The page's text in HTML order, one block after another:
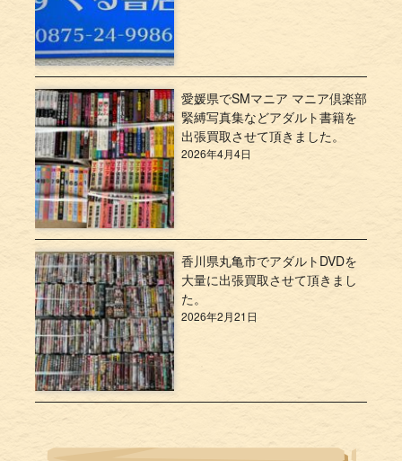
愛媛県でSMマニア マニア倶楽部
緊縛写真集などアダルト書籍を
出張買取させて頂きました。
2026年4月4日
香川県丸亀市でアダルトDVDを
大量に出張買取させて頂きまし
た。
2026年2月21日